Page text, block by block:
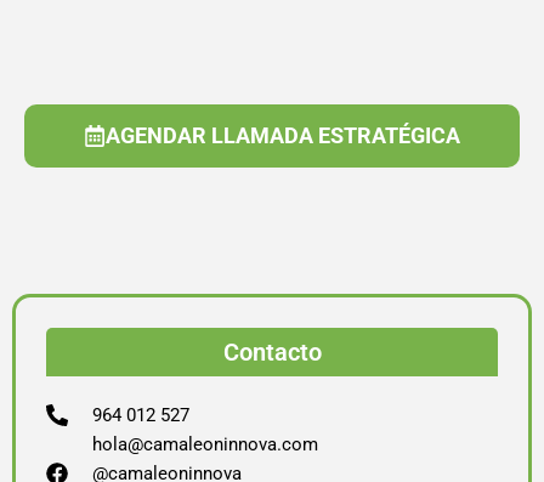
AGENDAR LLAMADA ESTRATÉGICA
Contacto
964 012 527
hola@camaleoninnova.com
@camaleoninnova